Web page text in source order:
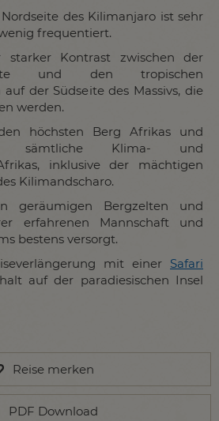
des Kilimanjaro ist sehr
frequentiert.
starker Kontrast zwischen der
und den tropischen
der Südseite des Massivs, die
werden.
höchsten Berg Afrikas und
sämtliche Klima- und
inklusive der mächtigen
Kilimandscharo.
geräumigen Bergzelten und
erfahrenen Mannschaft und
bestens versorgt.
mit einer Safari
auf der paradiesischen Insel
Reise merken
PDF Download